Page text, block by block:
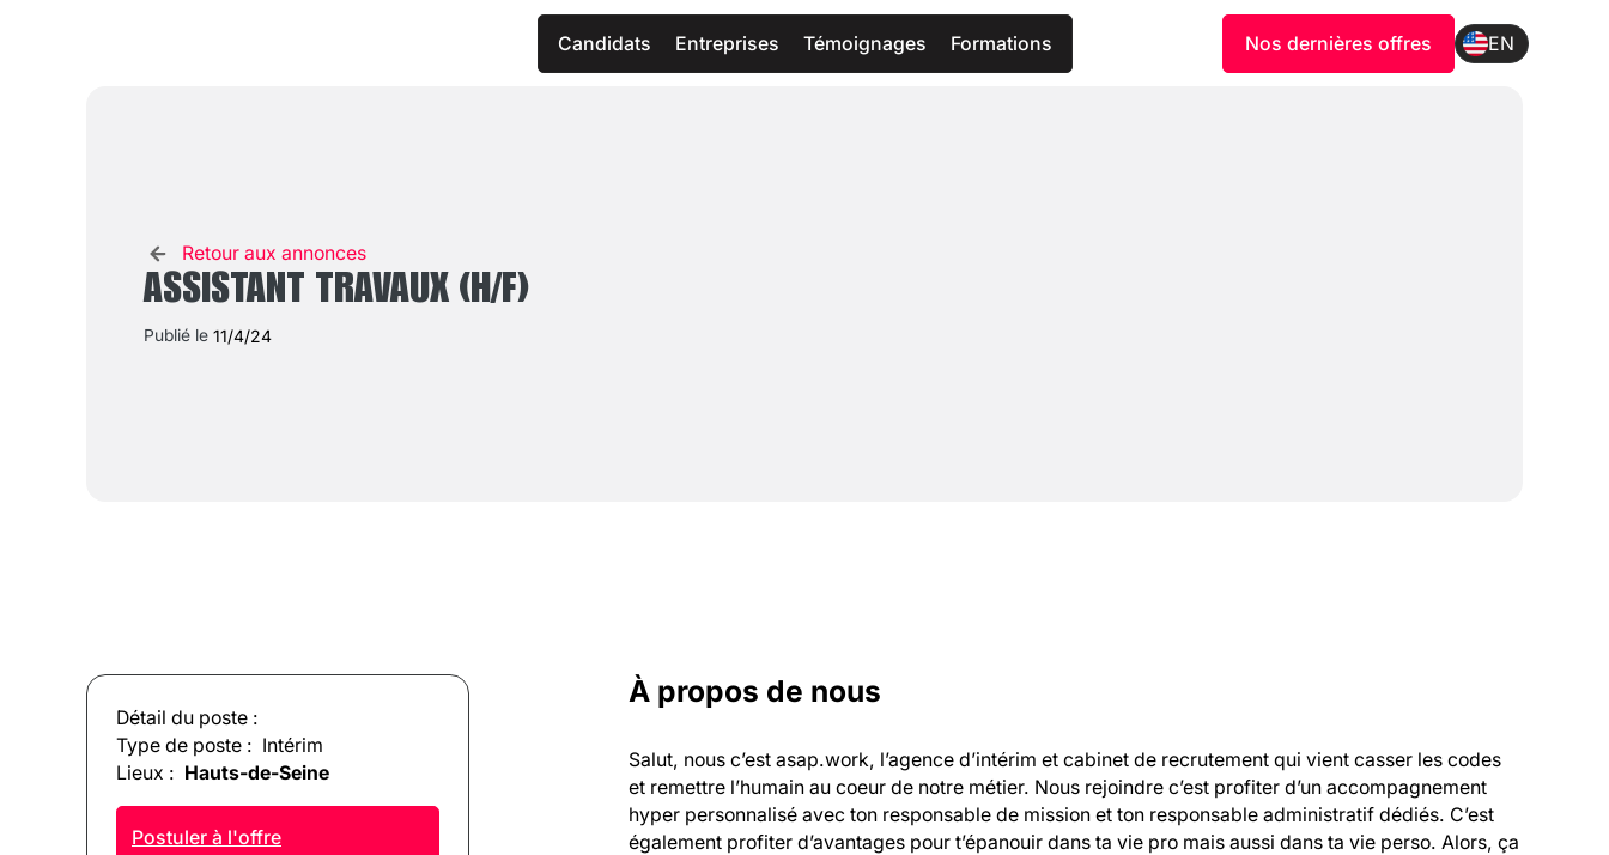
Candidats Entreprises Témoignages Formations Nos dernières offres EN
Retour aux annonces
ASSISTANT TRAVAUX (H/F)
Publié le 11/4/24
Détail du poste :
Type de poste : Intérim
Lieux : Hauts-de-Seine
Postuler à l'offre
À propos de nous
Salut, nous c’est asap.work, l’agence d’intérim et cabinet de recrutement qui vient casser les codes
et remettre l’humain au coeur de notre métier. Nous rejoindre c’est profiter d’un accompagnement
hyper personnalisé avec ton responsable de mission et ton responsable administratif dédiés. C’est
également profiter d’avantages pour t’épanouir dans ta vie pro mais aussi dans ta vie perso. Alors, ça